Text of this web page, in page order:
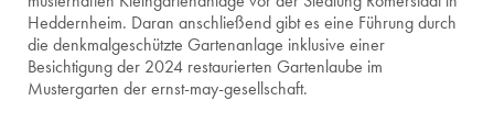
Heddernheim. Daran anschließend gibt es eine Führung durch
die denkmalgeschützte Gartenanlage inklusive einer
Besichtigung der 2024 restaurierten Gartenlaube im
Mustergarten der ernst-may-gesellschaft.